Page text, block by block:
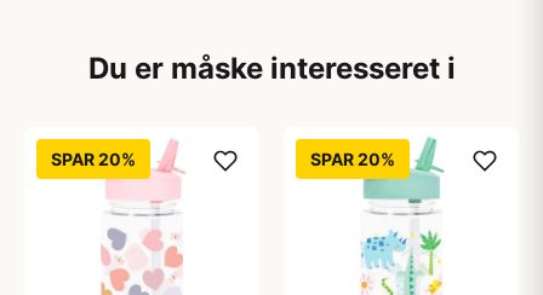
Du er måske interesseret i
SPAR 20% SPAR 20%